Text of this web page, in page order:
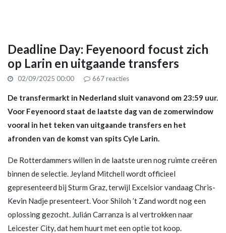
Deadline Day: Feyenoord focust zich
op Larin en uitgaande transfers
02/09/2025 00:00 667reacties
De transfermarkt in Nederland sluit vanavond om 23:59 uur.
Voor Feyenoord staat de laatste dag van de zomerwindow
vooral in het teken van uitgaande transfers en het
afronden van de komst van spits Cyle Larin.
De Rotterdammers willen in de laatste uren nog ruimte creëren
binnen de selectie. Jeyland Mitchell wordt officieel
gepresenteerd bij Sturm Graz, terwijl Excelsior vandaag Chris-
Kevin Nadje presenteert. Voor Shiloh ’t Zand wordt nog een
oplossing gezocht. Julián Carranza is al vertrokken naar
Leicester City, dat hem huurt met een optie tot koop.